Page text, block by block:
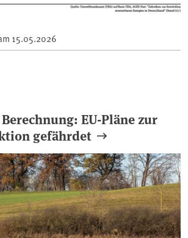
15.05.2026
EU-Pläne zur
gefährdet